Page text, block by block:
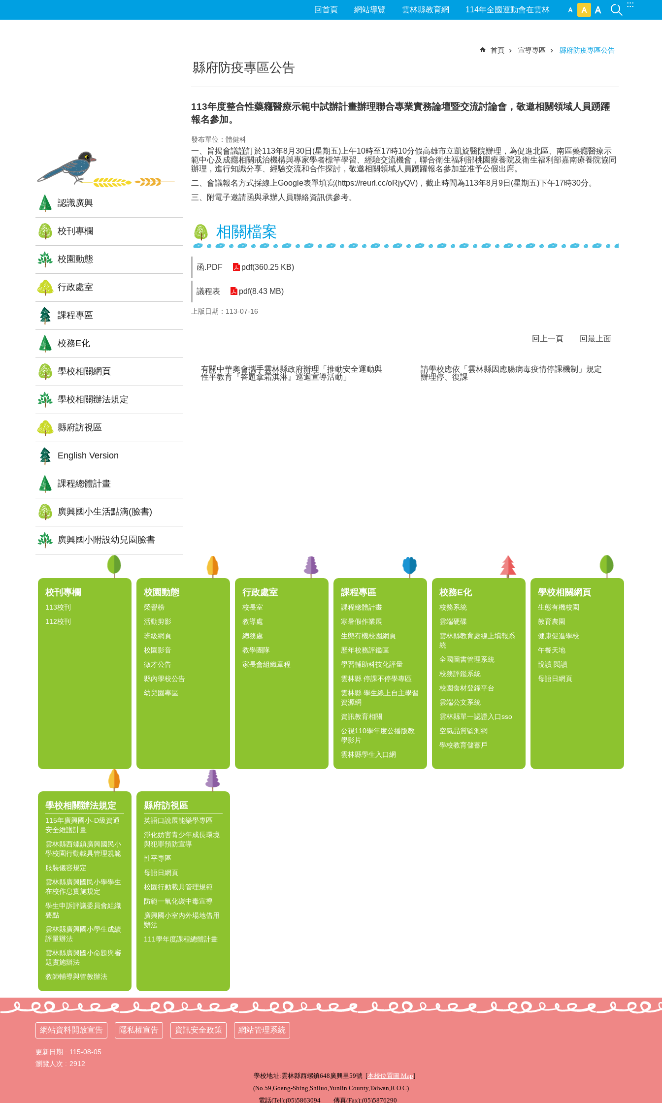
:::
回首頁 網站導覽 雲林縣教育網 114年全國運動會在雲林
認識廣興
校刊專欄
校園動態
行政處室
課程專區
校務E化
學校相關網頁
學校相關辦法規定
縣府訪視區
English Version
課程總體計畫
廣興國小生活點滴(臉書)
廣興國小附設幼兒園臉書
首頁 宣導專區 縣府防疫專區公告
縣府防疫專區公告
113年度整合性藥癮醫療示範中試辦計畫辦理聯合專業實務論壇暨交流討論會，敬邀相關領域人員踴躍
報名參加。
發布單位：體健科
一、旨揭會議謹訂於113年8月 30日 (星期五)上午10時至17時10分假高雄市立凱旋醫院辦理，為促進北區、南區藥癮醫療示
範中心及成癮相關戒治機構與專家學者標竿學習、經驗交流機會，聯合衛生福利部桃園療養院及衛生福利部嘉南療養院協同
辦理，進行知識分享、經驗交流和合作探討，敬邀相關領域人員踴躍報名參加並准予公假出席。
二、會議報名方式採線上Google表單填寫(https://reurl.cc/oRjyQV) ，截止時間為113年8月 9日 (星期五)下午17時30分。
三、附電子邀請函與承辦人員聯絡資訊供參考。
相關檔案
函.PDF pdf(360.25 KB)
議程表 pdf(8.43 MB)
上版日期：113-07-16
回上一頁 回最上面
有關中華奧會攜手雲林縣政府辦理「推動安全運動與
性平教育『答題拿霜淇淋』巡迴宣導活動」
請學校應依「雲林縣因應腸病毒疫情停課機制」規定
辦理停、復課
校刊專欄
113校刊
112校刊
校園動態
榮譽榜
活動剪影
班級網頁
校園影音
徵才公告
縣內學校公告
幼兒園專區
行政處室
校長室
教導處
總務處
教學團隊
家長會組織章程
課程專區
課程總體計畫
寒暑假作業展
生態有機校園網頁
歷年校務評鑑區
學習輔助科技化評量
雲林縣 停課不停學專區
雲林縣 學生線上自主學習
資源網
資訊教育相關
公視110學年度公播版教
學影片
雲林縣學生入口網
校務E化
校務系統
雲端硬碟
雲林縣教育處線上填報系
統
全國圖書管理系統
校務評鑑系統
校園食材登錄平台
雲端公文系統
雲林縣單一認證入口sso
空氣品質監測網
學校教育儲蓄戶
學校相關網頁
生態有機校園
教育農園
健康促進學校
午餐天地
悅讀 閱讀
母語日網頁
學校相關辦法規定
115年廣興國小-D級資通
安全維護計畫
雲林縣西螺鎮廣興國民小
學校園行動載具管理規範
服裝儀容規定
雲林縣廣興國民小學學生
在校作息實施規定
學生申訴評議委員會組織
要點
雲林縣廣興國小學生成績
評量辦法
雲林縣廣興國小命題與審
題實施辦法
教師輔導與管教辦法
縣府訪視區
英語口說展能樂學專區
淨化妨害青少年成長環境
與犯罪預防宣導
性平專區
母語日網頁
校園行動載具管理規範
防範一氧化碳中毒宣導
廣興國小室內外場地借用
辦法
111學年度課程總體計畫
網站資料開放宣告 隱私權宣告 資訊安全政策 網站管理系統
更新日期
115-08-05
瀏覽人次
2912
學校地址:雲林縣西螺鎮648廣興里59號 [本校位置圖 Map]
(No.59,Goang-Shing,Shiluo,Yunlin County,Taiwan,R.O.C)
電話(Tel):(05)5863094 傳真(Fax):(05)5876290